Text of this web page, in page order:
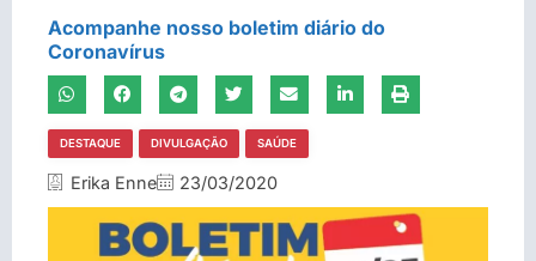
Acompanhe nosso boletim diário do
Coronavírus
DESTAQUE DIVULGAÇÃO SAÚDE
Erika Enne 23/03/2020